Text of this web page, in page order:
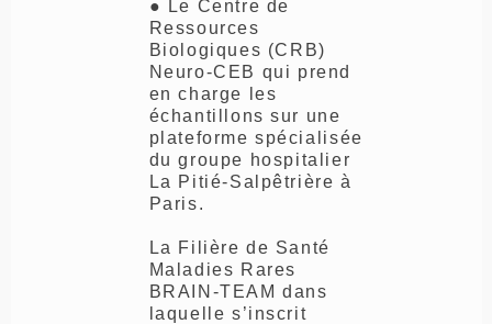
● Le Centre de
Ressources
Biologiques (CRB)
Neuro-CEB qui prend
en charge les
échantillons sur une
plateforme spécialisée
du groupe hospitalier
La Pitié-Salpêtrière à
Paris.
La Filière de Santé
Maladies Rares
BRAIN-TEAM dans
laquelle s’inscrit